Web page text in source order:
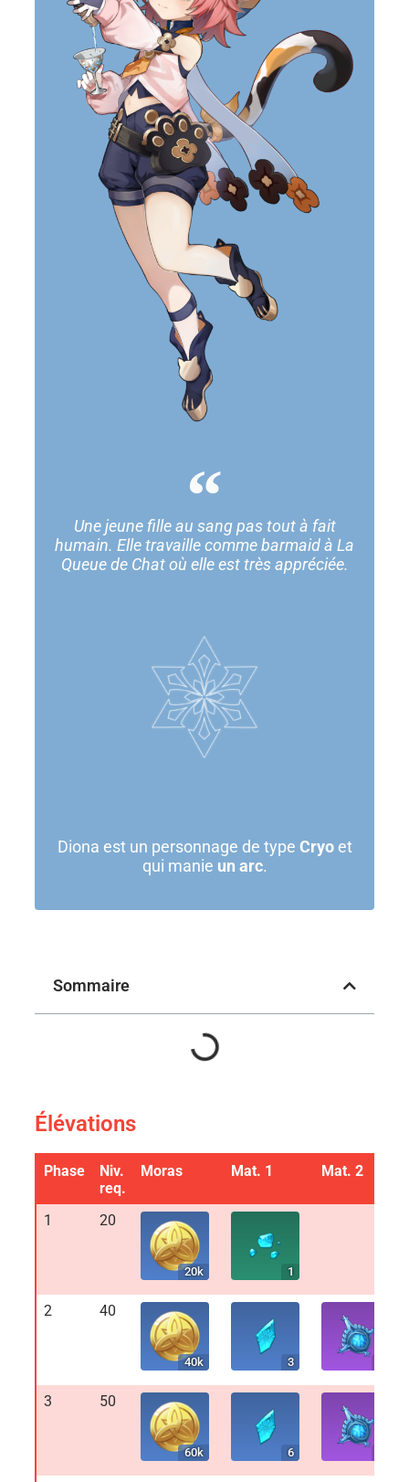
Une jeune fille au sang pas tout à fait
humain. Elle travaille comme barmaid à La
Queue de Chat où elle est très appréciée.
Diona est un personnage de type Cryoet
qui manie un arc.
Sommaire
Élévations
Phase
Niv.
req.
Moras Mat. 1 Mat. 2
1 20
20k 1
2 40
40k 3
3 50
60k 6